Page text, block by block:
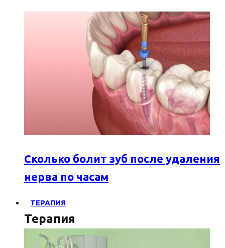
Сколько болит зуб после удаления
нерва по часам
ТЕРАПИЯ
Терапия